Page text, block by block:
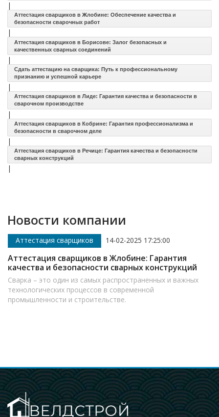
|
Аттестация сварщиков в Жлобине: Обеспечение качества и
безопасности сварочных работ
|
Аттестация сварщиков в Борисове: Залог безопасных и
качественных сварных соединений
|
Сдать аттестацию на сварщика: Путь к профессиональному
признанию и успешной карьере
|
Аттестация сварщиков в Лиде: Гарантия качества и безопасности в
сварочном производстве
|
Аттестация сварщиков в Кобрине: Гарантия профессионализма и
безопасности в сварочном деле
|
Аттестация сварщиков в Речице: Гарантия качества и безопасности
сварных конструкций
|
Новости компании
14-02-2025 17:25:00
в Жлобине: Гарантия
сварных конструкций
из самых распространенных и важных
процессов в современной
строительстве.
Аттестация
надежности
Сварка – это